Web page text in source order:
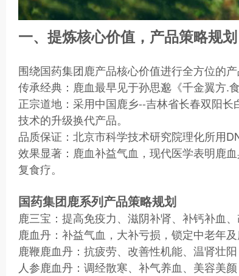
一、提炼核心价值，产品策略规划
围绕国药集团鹿产品核心价值进行全方位的产
传承经典：鹿血最早见于孙思邈《千金翼方.
正宗道地：采用中国鹿乡--吉林省长春双阳
技术的升级换代产品。
品质保证：北京市科学技术研究院理化所用
效果显著：鹿血补益气血，现代医学表明鹿
复食疗。
国药集团鹿系列产品策略规划
鹿三宝：提高免疫力、滋阴补肾、补钙补血、
鹿血丹：补益气血，大补亏损，锁定中老年及
鹿鞭鹿血丹：抗疲劳、改善性机能、温肾壮阳
人参鹿血丹：调经散寒、补气养血、美容美颜